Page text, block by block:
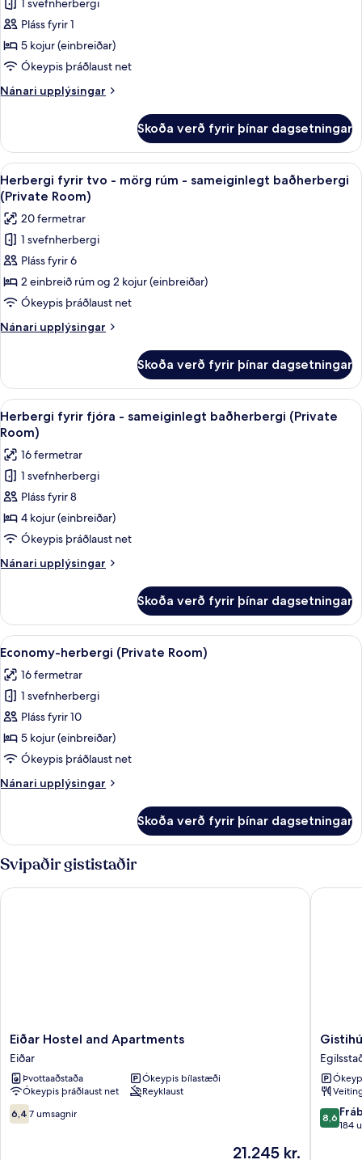
sameiginlegt
baðherbergi
fyrir
Svefnskáli
-
aðeins
konur
baðherbergi
1 svefnherbergi
Pláss fyrir 1
5 kojur (einbreiðar)
Ókeypis þráðlaust net
Nánari upplýsingar
Nánari
-
aðeins
fyrir
konur
-
sameiginlegt
baðherbergi
Skoða verð fyrir þínar dagsetningar
Skoða
allar
myndir
fyrir
Herbergi
fyrir
tvo
-
mörg
rúm
sameiginlegt
baðherbergi
(Private
Room)
Hljóðeinangrun, ókeypis þráðlaus
24
Herbergi fyrir tvo - mörg rúm - sameiginlegt baðherbergi
(Private Room)
20 fermetrar
1 svefnherbergi
Pláss fyrir 6
2 einbreið rúm og 2 kojur (einbreiðar)
Ókeypis þráðlaust net
Nánari upplýsingar
Nánari
fyrir
tvo
-
mörg
sameiginlegt
baðherbergi
(Private
Room)
Skoða verð fyrir þínar dagsetningar
Skoða
allar
myndir
fyrir
Herbergi
fyrir
fjóra
-
sameiginlegt
baðherbergi
Room)
Herbergi fyrir fjóra - sameiginlegt
27
Herbergi fyrir fjóra - sameiginlegt baðherbergi (Private
Room)
16 fermetrar
1 svefnherbergi
Pláss fyrir 8
4 kojur (einbreiðar)
Ókeypis þráðlaust net
Nánari upplýsingar
Nánari
fyrir
fjóra
-
sameiginlegt
baðherbergi
(Private
Room)
Skoða verð fyrir þínar dagsetningar
Skoða
allar
myndir
fyrir
Economy-
herbergi
(Private
Hljóðeinangrun, ókeypis þráðlaus
20
Economy-herbergi (Private Room)
16 fermetrar
1 svefnherbergi
Pláss fyrir 10
5 kojur (einbreiðar)
Ókeypis þráðlaust net
Nánari upplýsingar
Nánari
herbergi
(Private
Room)
Skoða verð fyrir þínar dagsetningar
Svipaðir gististaðir
Eiðar
Hostel
and
Apartments
Eiðar
Eiðar Hostel and Apartments
Eiðar
Þvottaaðstaða
Ókeypis bílastæði
Ókeypis þráðlaust net
Reyklaust
6.4af
10,
6,4 7 umsagnir
Verðið
21.245 kr.
Eiðar Hostel and Apartments
8.6
af
8,6
184